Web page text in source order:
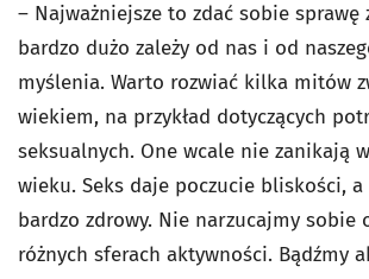
– Najważniejsze to zdać sobie sprawę
bardzo dużo zależy od nas i od
myślenia. Warto rozwiać kilka mitów
wiekiem, na przykład dotyczących
seksualnych. One wcale nie zanikają
wieku. Seks daje poczucie bliskości,
bardzo zdrowy. Nie narzucajmy sobie
różnych sferach aktywności. Bądźmy